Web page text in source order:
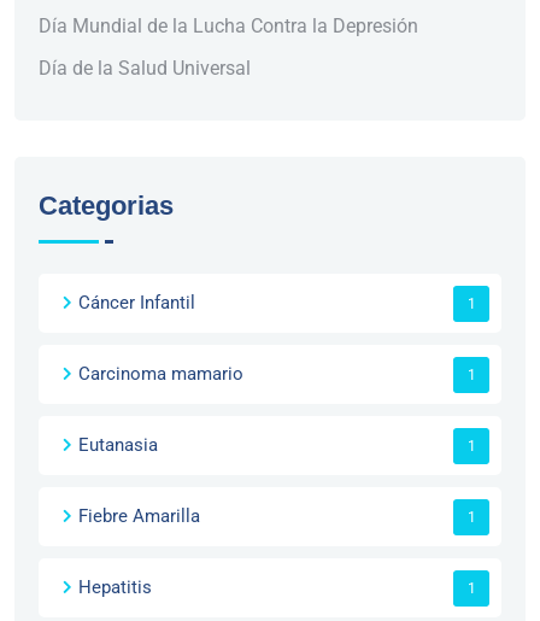
Día Mundial de la Lucha Contra la Depresión
Día de la Salud Universal
Categorias
Cáncer Infantil 1
Carcinoma mamario 1
Eutanasia 1
Fiebre Amarilla 1
Hepatitis 1